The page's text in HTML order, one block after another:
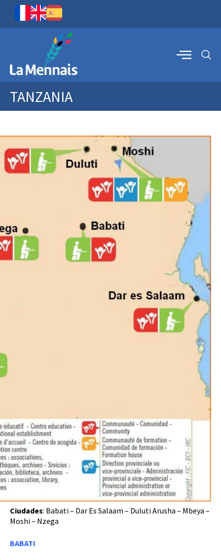
TANZANIA
Ciudades: Babati – Dar Es Salaam – Duluti Arusha – Mbeya –
Moshi – Nzega
BABATI